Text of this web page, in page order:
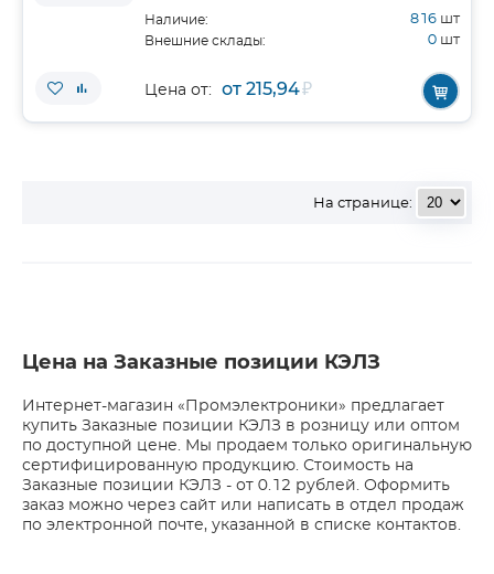
Наличие: 816 шт
Внешние склады: 0 шт
Цена от: от 215,94₽
На странице:
Цена на Заказные позиции КЭЛЗ
Интернет-магазин «Промэлектроники» предлагает
купить Заказные позиции КЭЛЗ в розницу или оптом
по доступной цене. Мы продаем только оригинальную
сертифицированную продукцию. Стоимость на
Заказные позиции КЭЛЗ - от 0.12 рублей. Оформить
заказ можно через сайт или написать в отдел продаж
по электронной почте, указанной в списке контактов.